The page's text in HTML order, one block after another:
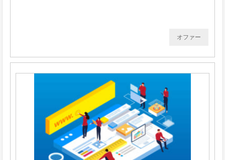
オファー